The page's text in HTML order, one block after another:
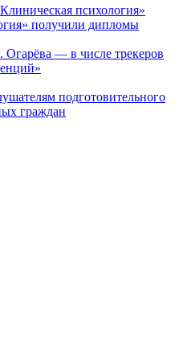
психология»
получили дипломы
— в числе трекеров
подготовительного
граждан